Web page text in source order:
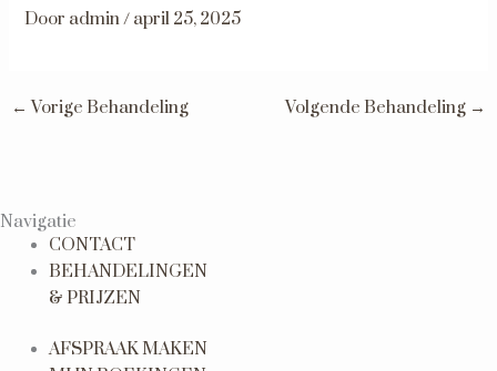
Door admin/ april 25, 2025
← Vorige Behandeling Volgende Behandeling →
Navigatie
CONTACT
BEHANDELINGEN
& PRIJZEN
AFSPRAAK MAKEN